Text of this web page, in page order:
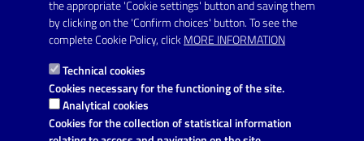
the appropriate 'Cookie settings' button and saving them
by clicking on the 'Confirm choices' button. To see the
complete Cookie Policy, click MORE INFORMATION
Technical cookies
Cookies necessary for the functioning of the site.
Analytical cookies
Cookies for the collection of statistical information
Link utili
Informativa privacy
Dichiarazione di accessibilità
Note legali